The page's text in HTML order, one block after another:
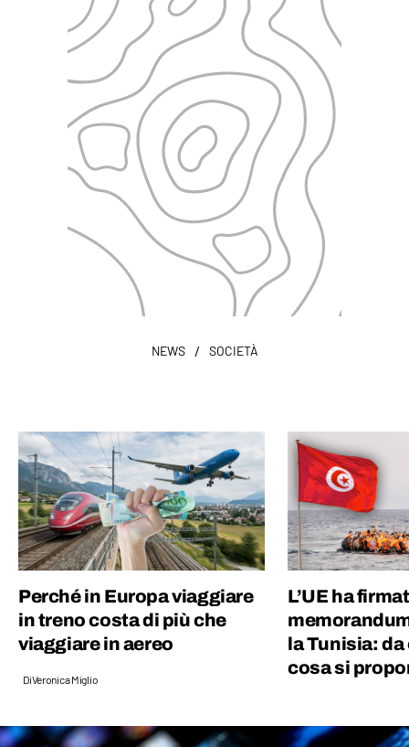
NEWS / SOCIETÀ
Perché in Europa viaggiare
in treno costa di più che
viaggiare in aereo
DiVeronica Miglio
L’UE ha
la Tunisia: da
cosa si